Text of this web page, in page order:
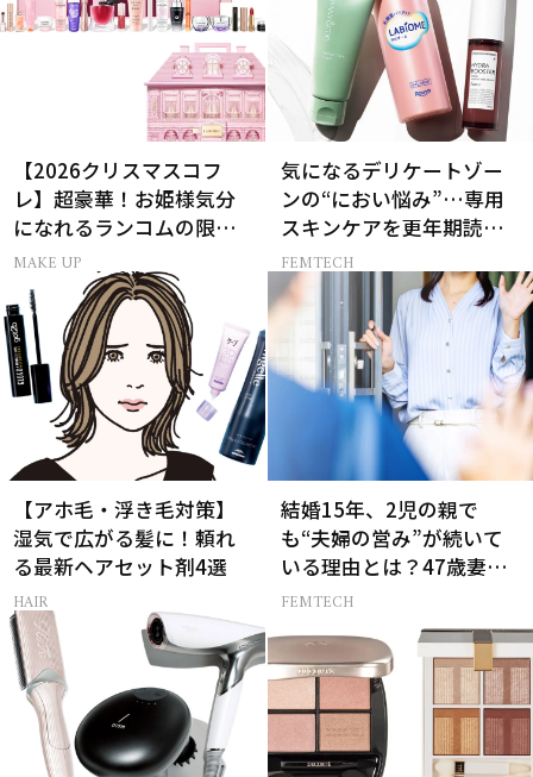
【2026クリスマスコフ
レ】超豪華！お姫様気分
になれるランコムの限定
コスメキット
MAKE UP
気になるデリケートゾー
ンの“におい悩み”…専用
スキンケアを更年期読者
が本気でお試し！
FEMTECH
【アホ毛・浮き毛対策】
湿気で広がる髪に！頼れ
る最新ヘアセット剤4選
HAIR
結婚15年、2児の親で
も“夫婦の営み”が続いて
いる理由とは？47歳妻が
実践する【レスにならな
FEMTECH